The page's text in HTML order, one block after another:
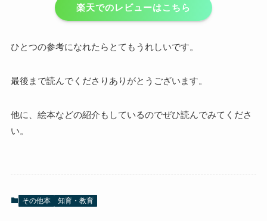
楽天でのレビューはこちら
ひとつの参考になれたらとてもうれしいです。
最後まで読んでくださりありがとうございます。
他に、絵本などの紹介もしているのでぜひ読んでみてくださ
い。
その他本 知育・教育